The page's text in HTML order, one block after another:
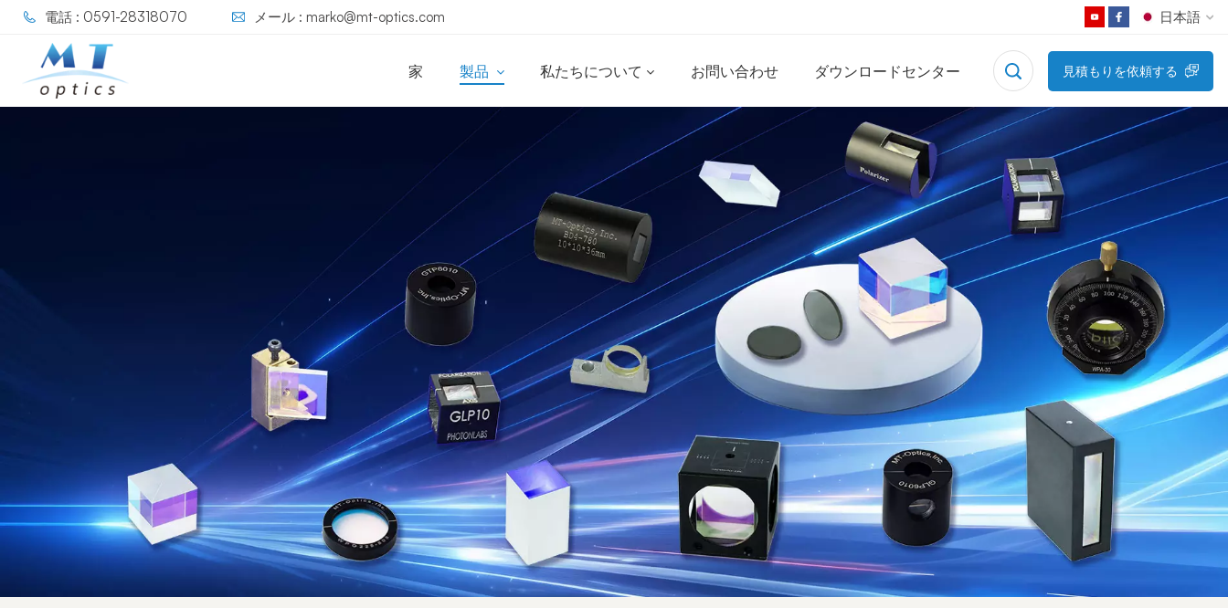
電話 : 0591-28318070 メール : marko@mt-optics.com 日本語
Français
Русский
Español
日本語
한국어
中文
Svenska språket
Lietuvos kalba
家 製品 私たちについて お問い合わせ ダウンロードセンター 見積もりを依頼する